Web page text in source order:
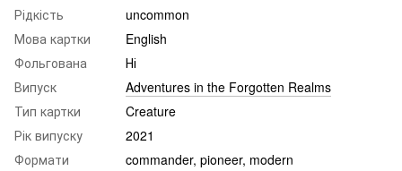
Рідкість
uncommon
Мова картки
English
Фольгована
Ні
Випуск
Adventures in the Forgotten Realms
Тип картки
Creature
Рік випуску
2021
Формати
commander, pioneer, modern